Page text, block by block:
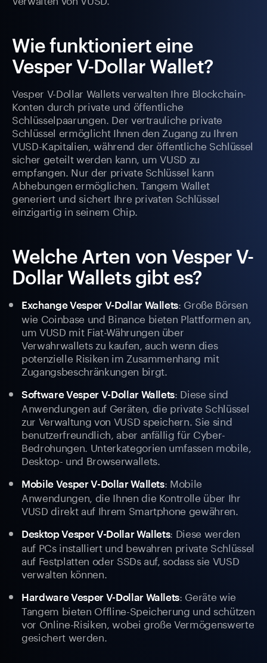
Wie funktioniert eine
Vesper V-Dollar Wallet?
Vesper V-Dollar Wallets verwalten Ihre Blockchain-
Konten durch private und öffentliche
Schlüsselpaarungen. Der vertrauliche private
Schlüssel ermöglicht Ihnen den Zugang zu Ihren
VUSD-Kapitalien, während der öffentliche Schlüssel
sicher geteilt werden kann, um VUSD zu
empfangen. Nur der private Schlüssel kann
Abhebungen ermöglichen. Tangem Wallet
generiert und sichert Ihre privaten Schlüssel
einzigartig in seinem Chip.
Welche Arten von Vesper V-
Dollar Wallets gibt es?
Exchange Vesper V-Dollar Wallets: Große Börsen
wie Coinbase und Binance bieten Plattformen an,
um VUSD mit Fiat-Währungen über
Verwahrwallets zu kaufen, auch wenn dies
potenzielle Risiken im Zusammenhang mit
Zugangsbeschränkungen birgt.
Software Vesper V-Dollar Wallets: Diese sind
Anwendungen auf Geräten, die private Schlüssel
zur Verwaltung von VUSD speichern. Sie sind
benutzerfreundlich, aber anfällig für Cyber-
Bedrohungen. Unterkategorien umfassen mobile,
Desktop- und Browserwallets.
Mobile Vesper V-Dollar Wallets: Mobile
Anwendungen, die Ihnen die Kontrolle über Ihr
VUSD direkt auf Ihrem Smartphone gewähren.
Desktop Vesper V-Dollar Wallets: Diese werden
auf PCs installiert und bewahren private Schlüssel
auf Festplatten oder SSDs auf, sodass sie VUSD
verwalten können.
Hardware Vesper V-Dollar Wallets: Geräte wie
Tangem bieten Offline-Speicherung und schützen
vor Online-Risiken, wobei große Vermögenswerte
gesichert werden.